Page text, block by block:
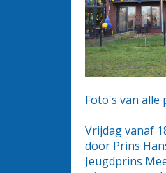
Foto's van alle
Vrijdag vanaf
door Prins
Jeugdprins